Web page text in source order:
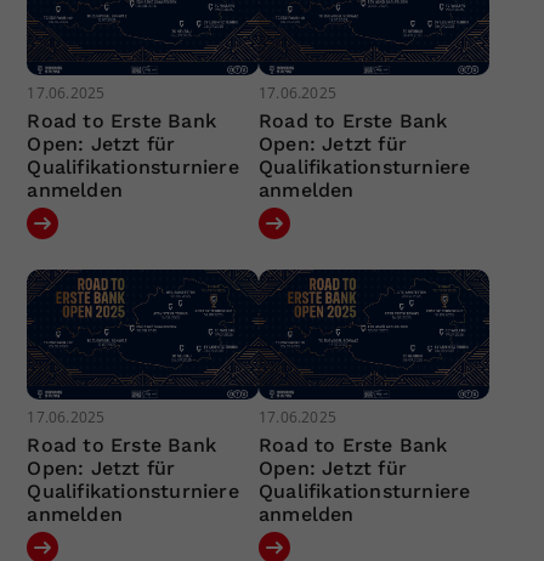
17.06.2025
Road to Erste Bank
Open: Jetzt für
Qualifikationsturniere
anmelden
17.06.2025
Road to Erste Bank
Open: Jetzt für
Qualifikationsturniere
anmelden
17.06.2025
Road to Erste Bank
Open: Jetzt für
Qualifikationsturniere
anmelden
17.06.2025
Road to Erste Bank
Open: Jetzt für
Qualifikationsturniere
anmelden